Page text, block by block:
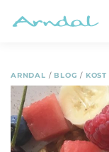
ARNDAL / BLOG / KOST